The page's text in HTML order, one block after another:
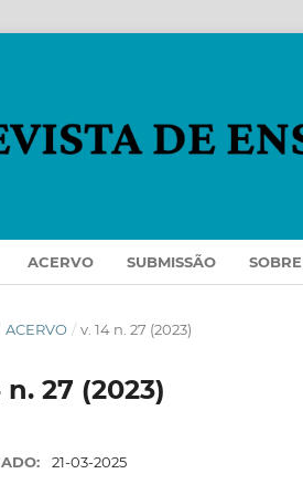
ACERVO SUBMISSÃO
ACERVO / v. 14 n. 27 (2023)
n. 27 (2023)
21-03-2025